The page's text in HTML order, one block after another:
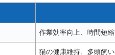
作業効率向上、時間短
猫の健康維持、多頭飼